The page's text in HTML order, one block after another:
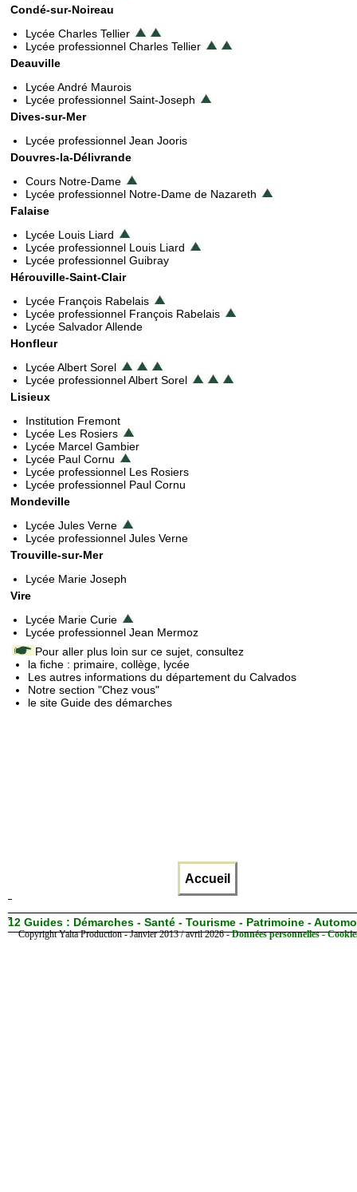
Condé-sur-Noireau
Lycée Charles Tellier
Lycée professionnel Charles Tellier
Deauville
Lycée André Maurois
Lycée professionnel Saint-Joseph
Dives-sur-Mer
Lycée professionnel Jean Jooris
Douvres-la-Délivrande
Cours Notre-Dame
Lycée professionnel Notre-Dame de Nazareth
Falaise
Lycée Louis Liard
Lycée professionnel Louis Liard
Lycée professionnel Guibray
Hérouville-Saint-Clair
Lycée François Rabelais
Lycée professionnel François Rabelais
Lycée Salvador Allende
Honfleur
Lycée Albert Sorel
Lycée professionnel Albert Sorel
Lisieux
Institution Fremont
Lycée Les Rosiers
Lycée Marcel Gambier
Lycée Paul Cornu
Lycée professionnel Les Rosiers
Lycée professionnel Paul Cornu
Mondeville
Lycée Jules Verne
Lycée professionnel Jules Verne
Trouville-sur-Mer
Lycée Marie Joseph
Vire
Lycée Marie Curie
Lycée professionnel Jean Mermoz
Pour aller plus loin sur ce sujet, consultez
la fiche : primaire, collège, lycée
Les autres informations du département du Calvados
Notre section "Chez vous"
le site Guide des démarches
Accueil
12 Guides : Démarches - Santé - Tourisme - Patrimoine -
Copyright Yalta Production - Janvier 2013 / avril 2026 -Données personnelles -